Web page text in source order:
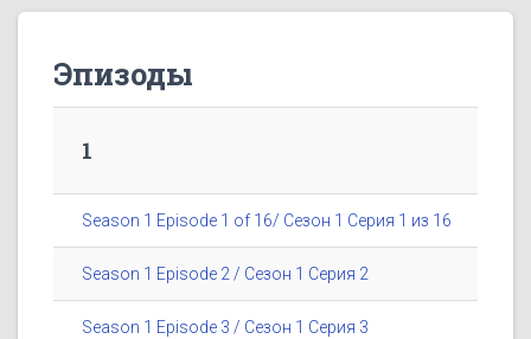
Эпизоды
1
Season 1 Episode 1 of 16/ Сезон 1 Серия 1 из 16
Season 1 Episode 2 / Сезон 1 Серия 2
Season 1 Episode 3 / Сезон 1 Серия 3